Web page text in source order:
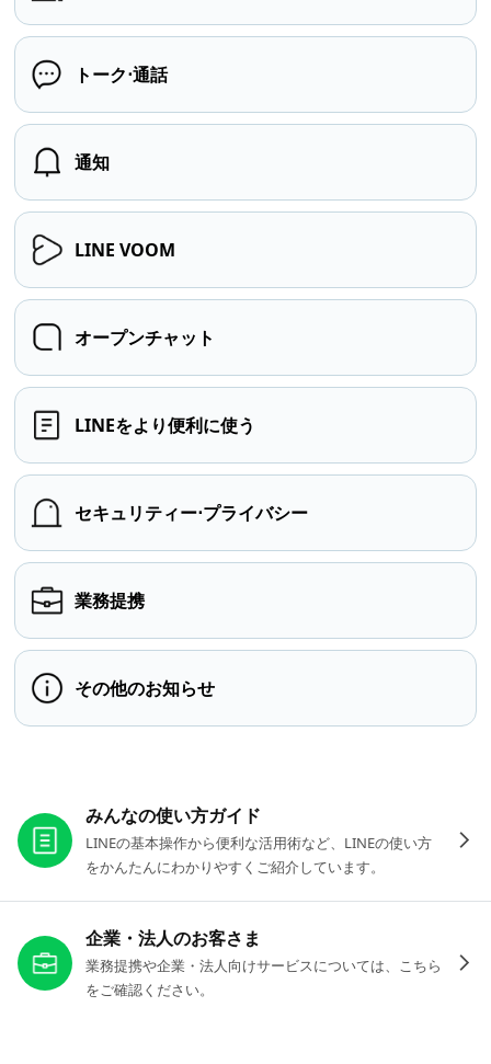
トーク⋅通話
通知
LINE VOOM
オープンチャット
LINEをより便利に使う
セキュリティー⋅プライバシー
業務提携
その他のお知らせ
みんなの使い方ガイド
LINEの基本操作から便利な活用術など、LINEの使い方
をかんたんにわかりやすくご紹介しています。
企業・法人のお客さま
業務提携や企業・法人向けサービスについては、こちら
をご確認ください。